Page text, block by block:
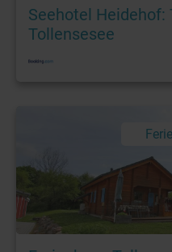
Seehotel
Tollensesee